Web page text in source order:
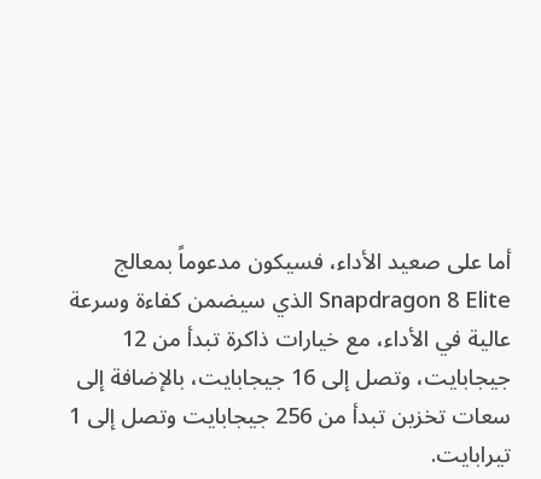
أما على صعيد الأداء، فسيكون مدعوماً بمعالج
Snapdragon 8 Elite الذي سيضمن كفاءة وسرعة
عالية في الأداء، مع خيارات ذاكرة تبدأ من 12
جيجابايت، وتصل إلى 16 جيجابايت، بالإضافة إلى
سعات تخزين تبدأ من 256 جيجابايت وتصل إلى 1
تيرابايت.